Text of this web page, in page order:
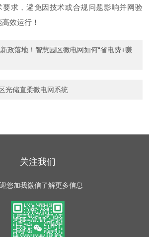
要求，避免因技术或合规问题影响并网验
效运行！
政落地！智慧园区微电网如何“省电费+赚
光储直柔微电网系统
关注我们
您加我微信了解更多信息